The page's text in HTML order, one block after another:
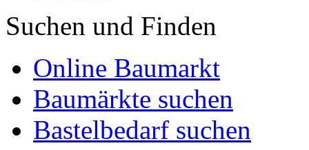
Suchen und Finden
Online Baumarkt
Baumärkte suchen
Bastelbedarf suchen